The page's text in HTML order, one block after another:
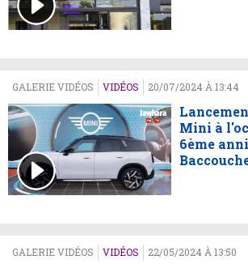
GALERIE VIDÉOS VIDÉOS 20/07/2024 À 13:44
Mini à
6ème
GALERIE VIDÉOS VIDÉOS 22/05/2024 À 13:50